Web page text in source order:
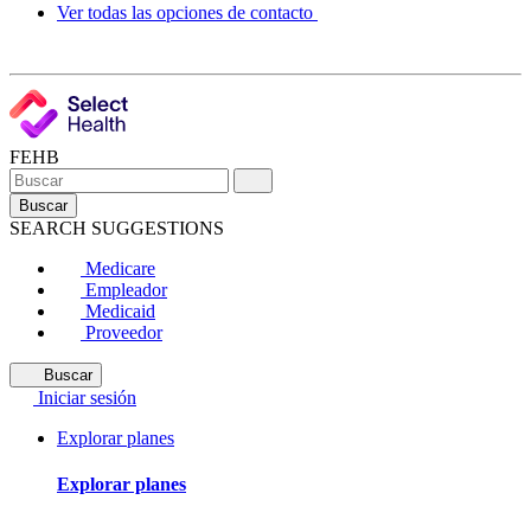
Ver todas las opciones de contacto
FEHB
Buscar
SEARCH SUGGESTIONS
Medicare
Empleador
Medicaid
Proveedor
Buscar
Iniciar sesión
Explorar planes
Explorar planes